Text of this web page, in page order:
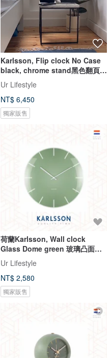
Karlsson, Flip clock No Case
black, chrome stand黑色翻頁銀
座
Ur Lifestyle
NT$ 6,450
獨家販售
荷蘭Karlsson, Wall clock
Glass Dome green 玻璃凸面綠
色掛鐘
Ur Lifestyle
NT$ 2,580
獨家販售